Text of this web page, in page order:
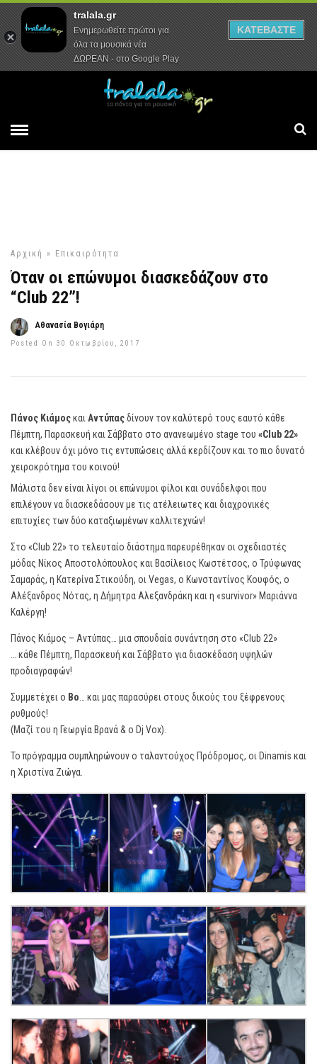
Αρχική Συνεντεύξεις Ρεπορτάζ
Αρχική » Επικαιρότητα
Όταν οι επώνυμοι διασκεδάζουν στο
“Club 22”!
Αθανασία Βογιάρη
Posted On 30 Οκτωβρίου, 2017
Πάνος Κιάμοςκαι Αντύπαςδίνουν τον καλύτερό τους εαυτό κάθε
Πέμπτη, Παρασκευή και Σάββατο στο ανανεωμένο stage του «Club 22»
και κλέβουν όχι μόνο τις εντυπώσεις αλλά κερδίζουν και το πιο δυνατό
χειροκρότημα του κοινού!
Μάλιστα δεν είναι λίγοι οι επώνυμοι φίλοι και συνάδελφοι που
επιλέγουν να διασκεδάσουν με τις ατέλειωτες και διαχρονικές
επιτυχίες των δύο καταξιωμένων καλλιτεχνών!
Στο «Club 22» το τελευταίο διάστημα παρευρέθηκαν οι σχεδιαστές
μόδας Νίκος Αποστολόπουλος και Βασίλειος Κωστέτσος, ο Τρύφωνας
Σαμαράς, η Κατερίνα Στικούδη, οι Vegas, ο Κωνσταντίνος Κουφός, ο
Αλέξανδρος Νότας, η Δήμητρα Αλεξανδράκη και η «survivor» Μαριάννα
Καλέργη!
Πάνος Κιάμος – Αντύπας… μια σπουδαία συνάντηση στο «Club 22»
… κάθε Πέμπτη, Παρασκευή και Σάββατο για διασκέδαση υψηλών
προδιαγραφών!
Συμμετέχει ο Βο … και μας παρασύρει στους δικούς του ξέφρενους
ρυθμούς!
(Μαζί του η Γεωργία Βρανά & ο Dj Vox).
Το πρόγραμμα συμπληρώνουν ο ταλαντούχος Πρόδρομος, οι Dinamis και
η Χριστίνα Ζιώγα.
tralala.gr
Ενημερωθείτε πρώτοι για
όλα τα μουσικά νέα
ΔΩΡΕΑΝ - στο Google Play
ΚΑΤΕΒΑΣΤΕ